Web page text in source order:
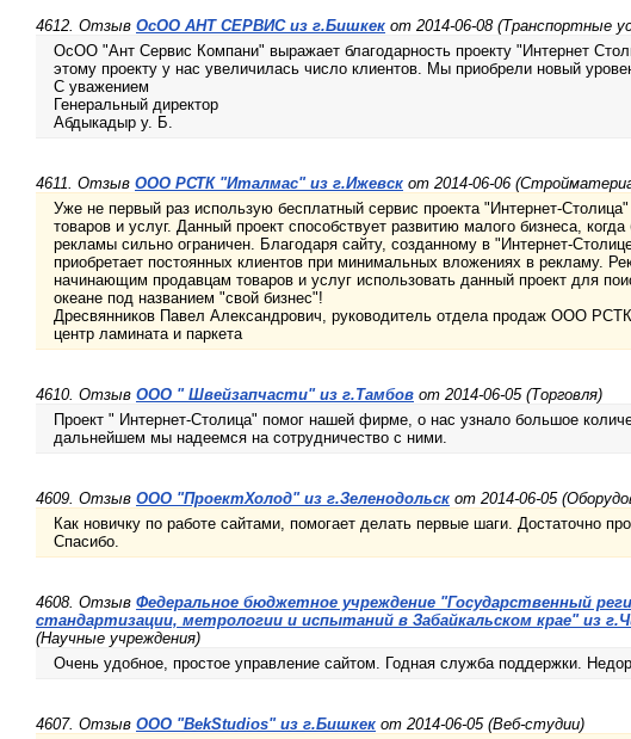
4612. Отзыв OcOO АНТ СЕРВИС из г.Бишкек от 2014-06-08 (Транспортные
ОсОО "Ант Сервис Компани" выражает благодарность проекту "Интернет
этому проекту у нас увеличилась число клиентов. Мы приобрели новый
С уважением
Генеральный директор
Абдыкадыр у. Б.
4611. Отзыв ООО РСТК "Италмас" из г.Ижевск от 2014-06-06
Уже не первый раз использую бесплатный сервис проекта "Интернет-
товаров и услуг. Данный проект способствует развитию малого бизнеса,
рекламы сильно ограничен. Благодаря сайту, созданному в "Интернет-
приобретает постоянных клиентов при минимальных вложениях в рекламу.
начинающим продавцам товаров и услуг использовать данный проект для
океане под названием "свой бизнес"!
Дресвянников Павел Александрович, руководитель отдела продаж ООО
центр ламината и паркета
4610. Отзыв ООО " Швейзапчасти" из г.Тамбов от 2014-06-05 (Торговля)
Проект " Интернет-Столица" помог нашей фирме, о нас узнало большое
дальнейшем мы надеемся на сотрудничество с ними.
4609. Отзыв ООО "ПроектХолод" из г.Зеленодольск от 2014-06-05
Как новичку по работе сайтами, помогает делать первые шаги. Достаточно
Спасибо.
4608. Отзыв Федеральное бюджетное учреждение "Государственный
стандартизации, метрологии и испытаний в Забайкальском крае" из
(Научные учреждения)
Очень удобное, простое управление сайтом. Годная служба поддержки.
4607. Отзыв ООО "BekStudios" из г.Бишкек от 2014-06-05 (Веб-студии)